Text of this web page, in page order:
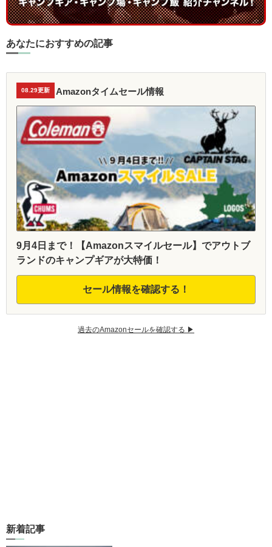
あなたにおすすめの記事
08.29更新 Amazonタイムセール情報
9月4日まで！【Amazonスマイルセール】でアウトブ
ランドのキャンプギアが大特価！
セール情報を確認する！
過去のAmazonセールを確認する ▶︎
新着記事